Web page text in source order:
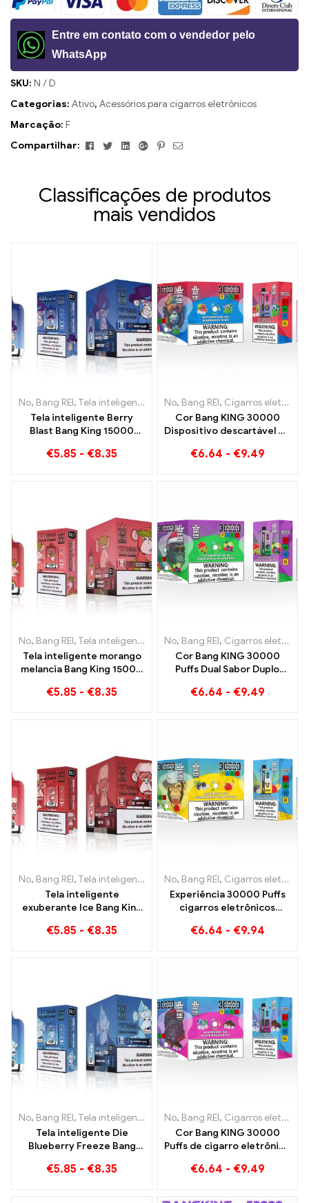
Entre em contato com o vendedor pelo
WhatsApp
SKU: N / D
Categorias: Ativo, Acessórios para cigarros eletrônicos
Marcação: F
Compartilhar:
FacebookTwitterLinkedinGoogle+Pinterest
E-
Classificações de produtos
mais vendidos
No, Bang REI, Tela inteligente Bang King 15000 Sopro ,Cigarros
Tela inteligente Berry
Blast Bang King 15000
descartável de nova
€5.85 - €8.35
No, Bang REI, Cigarros eletrônicos descartáveis ​​Lituânia
Cor Bang KING 30000
Dispositivo descartável de
combinação perfeita de
€6.64 - €9.49
No, Bang REI, Tela inteligente Bang King 15000 Sopro ,Cigarros
Tela inteligente morango
melancia Bang King 15000
relaxante das frutas
€5.85 - €8.35
No, Bang REI, Cigarros eletrônicos descartáveis ​​Lituânia
Cor Bang KING 30000
Puffs Dual Sabor Duplo
e Sour Apple Framboesa
€6.64 - €9.49
No, Bang REI, Tela inteligente Bang King 15000 Sopro ,Cigarros
Tela inteligente
exuberante Ice Bang King
perfeitamente equilibrada
€5.85 - €8.35
No, Bang REI, Cigarros eletrônicos descartáveis ​​Lituânia
Experiência 30000 Puffs
cigarros eletrônicos
Blueberry Ice encontra
€6.64 - €9.94
No, Bang REI, Tela inteligente Bang King 15000 Sopro ,Cigarros
Tela inteligente Die
Blueberry Freeze Bang
uma deliciosa
€5.85 - €8.35
No, Bang REI, Cigarros eletrônicos descartáveis ​​Lituânia
Cor Bang KING 30000
Puffs de cigarro eletrônico
alta qualidade com os
Black Dragon Ice
€6.64 - €9.49